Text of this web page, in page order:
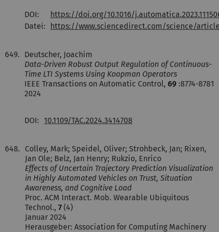
DOI:
https://doi.org/10.1016/
Datei:
https://www.sciencedirect.com/science/
649.
Deutscher, Joachim
Data-Driven Robust Output Regulation of Continuous-
Time LTI Systems Using Koopman Operators
IEEE Transactions on Automatic Control, 69 :8774-8781
2024
DOI: 10.1109/TAC.2024.3414708
648.
Colley, Mark; Speidel, Oliver; Strohbeck, Jan; Rixen,
Jan Ole; Belz, Jan Henry; Rukzio, Enrico
Effects of Uncertain Trajectory Prediction Visualization
in Highly Automated Vehicles on Trust, Situation
Awareness, and Cognitive Load
Proc. ACM Interact. Mob. Wearable Ubiquitous
Technol., 7 (4)
Januar 2024
Herausgeber: Association for Computing Machinery